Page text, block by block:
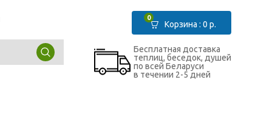
Корзина : 0 р.
0
Бесплатная доставка
теплиц, беседок, душей
по всей Беларуси
в течении 2-5 дней